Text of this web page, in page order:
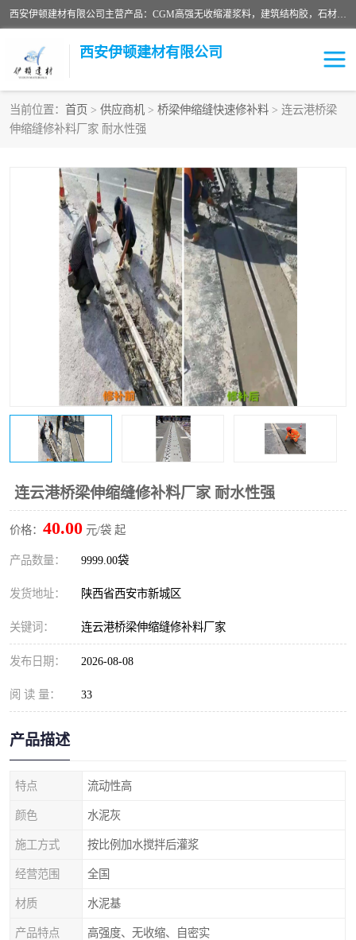
西安伊顿建材有限公司主营产品：CGM高强无收缩灌浆料，建筑结构胶，石材粘合剂，柔性防水材料，环氧修补砂浆等在各个行业得到了客户认可。
西安伊顿建材有限公司
当前位置： 首页 > 供应商机 > 桥梁伸缩缝快速修补料 > 连云港桥梁
伸缩缝修补料厂家 耐水性强
连云港桥梁伸缩缝修补料厂家 耐水性强
价格： 40.00 元/袋 起
产品数量： 9999.00袋
发货地址： 陕西省西安市新城区
关键词： 连云港桥梁伸缩缝修补料厂家
发布日期： 2026-08-08
阅 读 量： 33
产品描述
特点 流动性高
颜色 水泥灰
施工方式 按比例加水搅拌后灌浆
经营范围 全国
材质 水泥基
产品特点 高强度、无收缩、自密实
灌浆料
环氧砂浆 修补砂浆
自流平水泥 水泥路面修补材料
瓷砖粘合剂 沥青冷补料
高延性混凝土 速凝剂
碳纤维布 金刚砂
桥梁伸缩缝快速修补料 防静电不发火砂浆
碳布胶 加固砂浆
膨胀剂 混凝土防碳化涂料
融雪剂